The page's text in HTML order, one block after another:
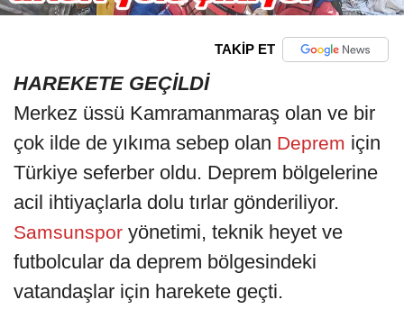
TAKİP ET
HAREKETE GEÇİLDİ
Merkez üssü Kamramanmaraş olan ve bir
çok ilde de yıkıma sebep olan Deprem için
Türkiye seferber oldu. Deprem bölgelerine
acil ihtiyaçlarla dolu tırlar gönderiliyor.
Samsunspor yönetimi, teknik heyet ve
futbolcular da deprem bölgesindeki
vatandaşlar için harekete geçti.